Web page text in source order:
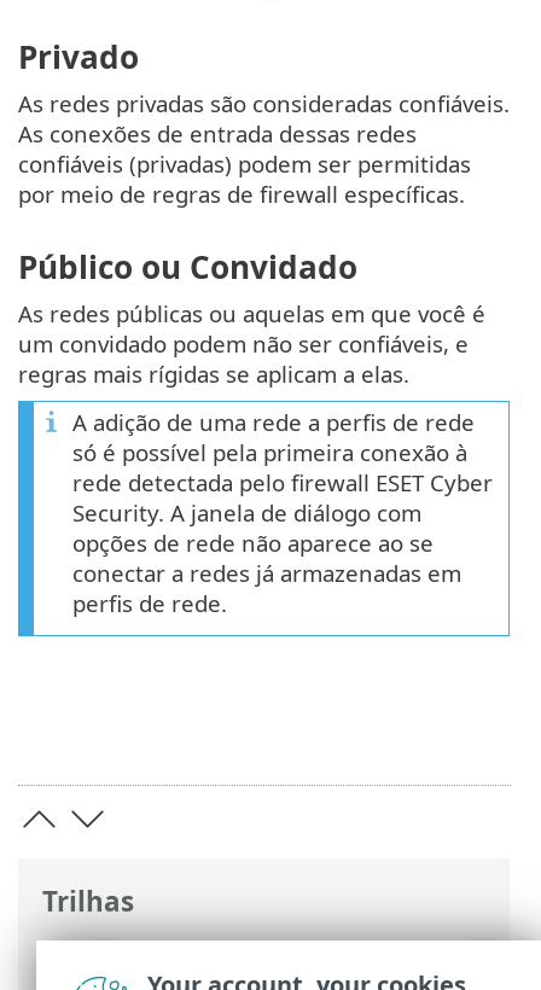
Trilhas
Ajuda on-line ESET>ESET Cyber Security
Preferências do aplicativo>Mecanismo
Privado
As redes privadas são consideradas confiáveis.
As conexões de entrada dessas redes
confiáveis (privadas) podem ser permitidas
por meio de regras de firewall específicas.
Público ou Convidado
As redes públicas ou aquelas em que você é
um convidado podem não ser confiáveis, e
regras mais rígidas se aplicam a elas.
A adição de uma rede a perfis de rede
só é possível pela primeira conexão à
rede detectada pelo firewall ESET Cyber
Security. A janela de diálogo com
opções de rede não aparece ao se
conectar a redes já armazenadas em
perfis de rede.